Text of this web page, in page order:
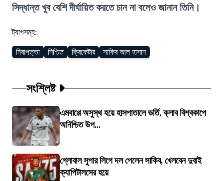
সিদ্ধান্ত খুব বেশি দীর্ঘায়িত করতে চান না বলেও জানান তিনি।
ট্যাগসমূহ:
নিরাপত্তা নিশ্চিত ক্রিকেটার সাকিব আল হাসান
সংশ্লিষ্ট
এমবাপ্পে অসুস্থ হয়ে হাসপাতালে ভর্তি, ক্লাব বিশ্বকাপে
অনিশ্চিত উপ...
গ্লোবাল সুপার লিগে দল পেলেন সাকিব, খেলবেন দুবাই
ক্যাপিটালসের হয়ে